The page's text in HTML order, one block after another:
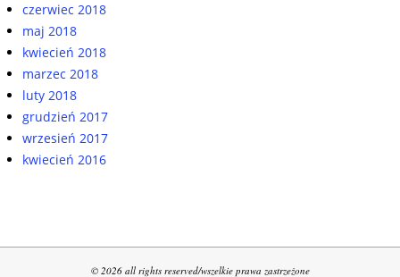
czerwiec 2018
maj 2018
kwiecień 2018
marzec 2018
luty 2018
grudzień 2017
wrzesień 2017
kwiecień 2016
© 2026 all rights reserved/wszelkie prawa zastrzeżone